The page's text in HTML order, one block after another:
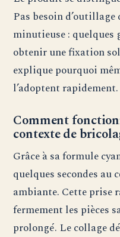
Pas besoin
minutieuse :
obtenir une fixation
explique pourquoi
l’adoptent rapidement.
Comment
contexte de
Grâce à sa formule
quelques secondes au
ambiante. Cette prise
fermement les pièces
prolongé. Le collage